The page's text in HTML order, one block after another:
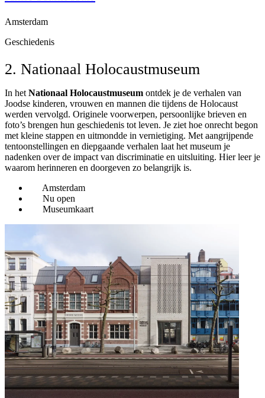
Amsterdam
Geschiedenis
2. Nationaal Holocaustmuseum
In het Nationaal Holocaustmuseum ontdek je de verhalen van
Joodse kinderen, vrouwen en mannen die tijdens de Holocaust
werden vervolgd. Originele voorwerpen, persoonlijke brieven en
foto’s brengen hun geschiedenis tot leven. Je ziet hoe onrecht begon
met kleine stappen en uitmondde in vernietiging. Met aangrijpende
tentoonstellingen en diepgaande verhalen laat het museum je
nadenken over de impact van discriminatie en uitsluiting. Hier leer je
waarom herinneren en doorgeven zo belangrijk is.
Amsterdam
Nu open
Museumkaart